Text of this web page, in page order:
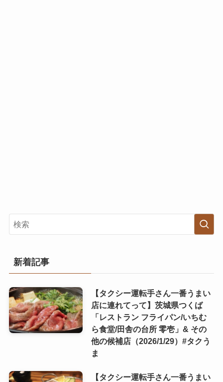
新着記事
【タクシー運転手さん一番うまい
店に連れてって】茨城県つくば
「レストラン フライパン/いちむ
ら食堂/田舎の台所 零壱」& その
他の候補店（2026/1/29）#タクう
ま
【タクシー運転手さん一番うまい